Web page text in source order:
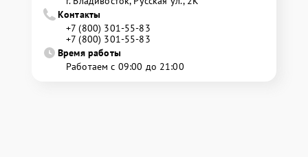
Контакты
+7 (800) 301-55-83
+7 (800) 301-55-83
Время работы
Работаем с 09:00 до 21:00